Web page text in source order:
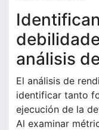
análisis
El análisis de
identificar tanto
ejecución de la
Al examinar